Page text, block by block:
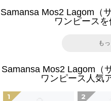
Samansa Mos2 Lagom（
ワンピース
も
Samansa Mos2 Lagom（
ワンピース人気
1 2